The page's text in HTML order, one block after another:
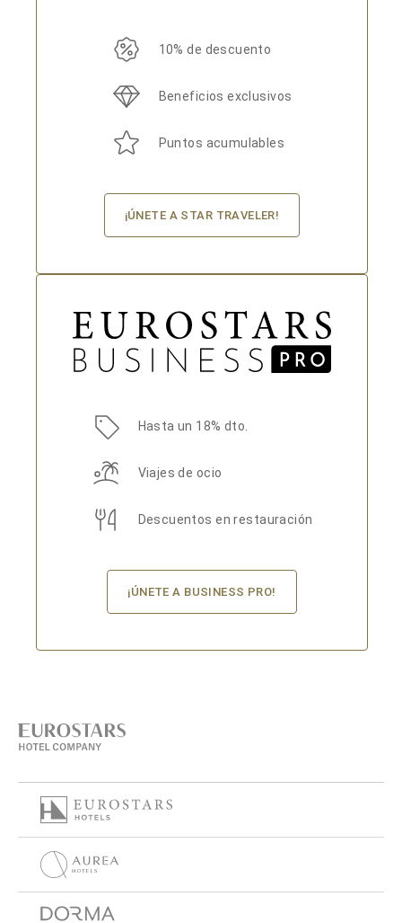
10% de descuento
Beneficios exclusivos
Puntos acumulables
¡ÚNETE A STAR TRAVELER!
Hasta un 18% dto.
Viajes de ocio
Descuentos en restauración
¡ÚNETE A BUSINESS PRO!